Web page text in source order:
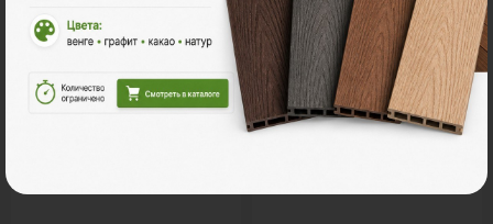
Ознакомьтесь с нашей